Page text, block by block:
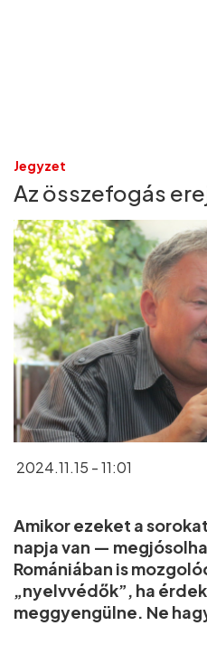
Jegyzet
Az összefogás
2024.11.15 - 11:01
Amikor ezeket a
napja van —
Romániában is
„nyelvvédők”, ha
meggyengülne. Ne